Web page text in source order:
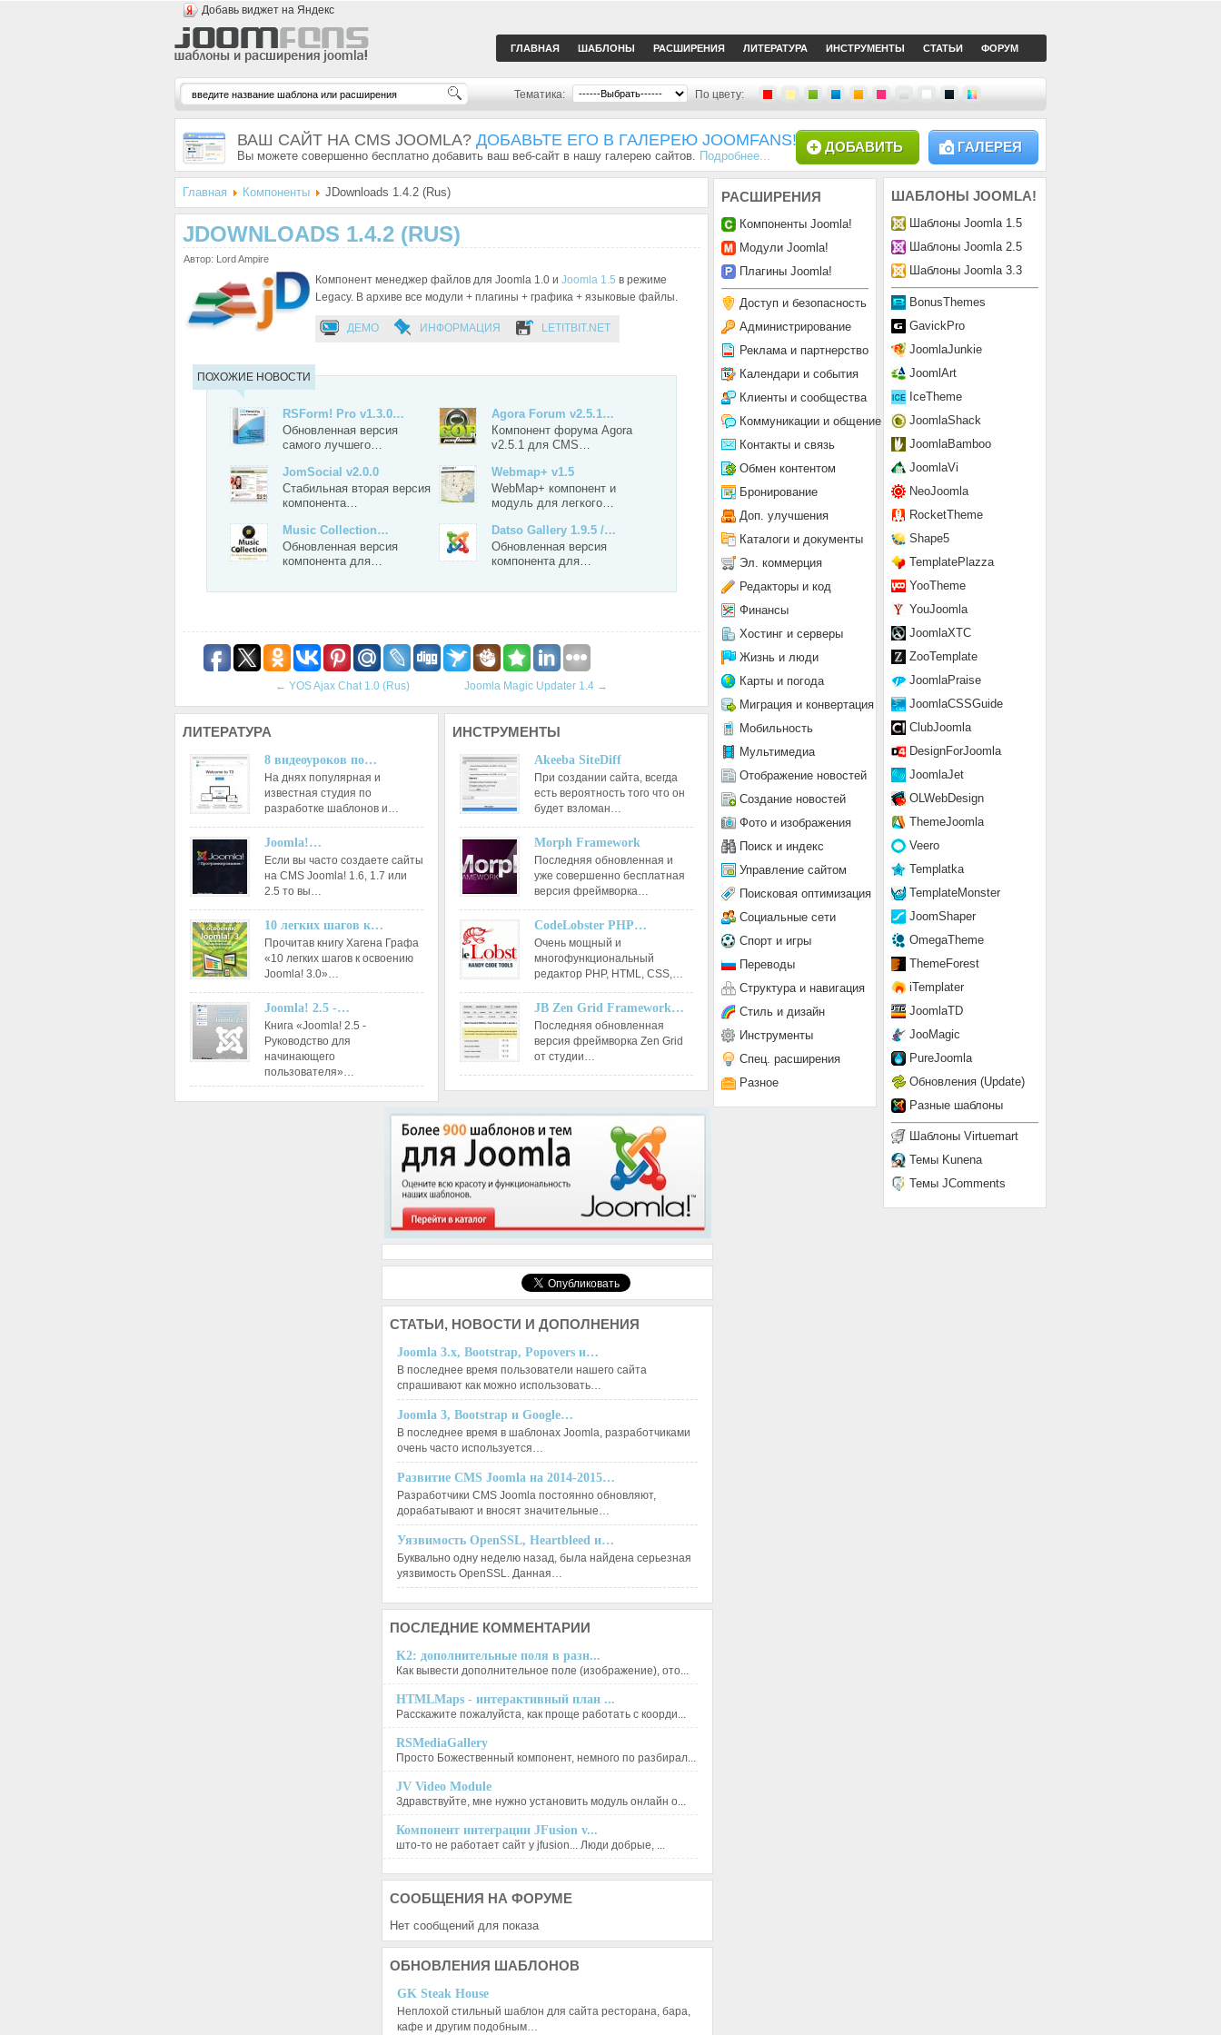
Добавь виджет на Яндекс
ГЛАВНАЯ ШАБЛОНЫ РАСШИРЕНИЯ ЛИТЕРАТУРА ИНСТРУМЕНТЫ СТАТЬИ ФОРУМ
Тематика: По цвету:
ВАШ САЙТ НА CMS JOOMLA? ДОБАВЬТЕ ЕГО В ГАЛЕРЕЮ JOOMFANS!
Вы можете совершенно бесплатно добавить ваш веб-сайт в нашу галерею сайтов. Подробнее...
ГАЛЕРЕЯ
ДОБАВИТЬ
Главная Компоненты JDownloads 1.4.2 (Rus)
JDOWNLOADS 1.4.2 (RUS)
Автор: Lord Ampire
Компонент менеджер файлов для Joomla 1.0 и Joomla 1.5 в режиме
Legacy. В архиве все модули + плагины + графика + языковые файлы.
ДЕМО ИНФОРМАЦИЯ LETITBIT.NET
ПОХОЖИЕ НОВОСТИ
RSForm! Pro v1.3.0…
Обновленная версия
самого лучшего…
Agora Forum v2.5.1…
Компонент форума Agora
v2.5.1 для CMS…
JomSocial v2.0.0
Стабильная вторая версия
компонента…
Webmap+ v1.5
WebMap+ компонент и
модуль для легкого…
Music Collection…
Обновленная версия
компонента для…
Datso Gallery 1.9.5 /…
Обновленная версия
компонента для…
← YOS Ajax Chat 1.0 (Rus) Joomla Magic Updater 1.4 →
ЛИТЕРАТУРА
8 видеоуроков по…
На днях популярная и
известная студия по
разработке шаблонов и…
Joomla!…
Если вы часто создаете сайты
на CMS Joomla! 1.6, 1.7 или
2.5 то вы…
10 легких шагов к…
Прочитав книгу Хагена Графа
«10 легких шагов к освоению
Joomla! 3.0»…
Joomla! 2.5 -…
Книга «Joomla! 2.5 -
Руководство для
начинающего
пользователя»…
ИНСТРУМЕНТЫ
Akeeba SiteDiff
При создании сайта, всегда
есть вероятность того что он
будет взломан…
Morph Framework
Последняя обновленная и
уже совершенно бесплатная
версия фреймворка…
CodeLobster PHP…
Очень мощный и
многофункциональный
редактор РНР, HTML, CSS,…
JB Zen Grid Framework…
Последняя обновленная
версия фреймворка Zen Grid
от студии…
ШАБЛОНЫ JOOMLA!
Шаблоны Joomla 1.5
Шаблоны Joomla 2.5
Шаблоны Joomla 3.3
BonusThemes
GavickPro
JoomlaJunkie
JoomlArt
IceTheme
JoomlaShack
JoomlaBamboo
JoomlaVi
NeoJoomla
RocketTheme
Shape5
TemplatePlazza
YooTheme
YouJoomla
JoomlaXTC
ZooTemplate
JoomlaPraise
JoomlaCSSGuide
ClubJoomla
DesignForJoomla
JoomlaJet
OLWebDesign
ThemeJoomla
Veero
Templatka
TemplateMonster
JoomShaper
OmegaTheme
ThemeForest
iTemplater
JoomlaTD
JooMagic
PureJoomla
Обновления (Update)
Разные шаблоны
Шаблоны Virtuemart
Темы Kunena
Темы JComments
РАСШИРЕНИЯ
Компоненты Joomla!
Модули Joomla!
Плагины Joomla!
Доступ и безопасность
Администрирование
Реклама и партнерство
Календари и события
Клиенты и сообщества
Коммуникации и общение
Контакты и связь
Обмен контентом
Бронирование
Доп. улучшения
Каталоги и документы
Эл. коммерция
Редакторы и код
Финансы
Хостинг и серверы
Жизнь и люди
Карты и погода
Миграция и конвертация
Мобильность
Мультимедиа
Отображение новостей
Создание новостей
Фото и изображения
Поиск и индекс
Управление сайтом
Поисковая оптимизация
Социальные сети
Спорт и игры
Переводы
Структура и навигация
Стиль и дизайн
Инструменты
Спец. расширения
Разное
СТАТЬИ, НОВОСТИ И ДОПОЛНЕНИЯ
Joomla 3.x, Bootstrap, Popovers и…
В последнее время пользователи нашего сайта
спрашивают как можно использовать…
Joomla 3, Bootstrap и Google…
В последнее время в шаблонах Joomla, разработчиками
очень часто используется…
Развитие CMS Joomla на 2014-2015…
Разработчики CMS Joomla постоянно обновляют,
дорабатывают и вносят значительные…
Уязвимость OpenSSL, Heartbleed и…
Буквально одну неделю назад, была найдена серьезная
уязвимость OpenSSL. Данная…
ПОСЛЕДНИЕ КОММЕНТАРИИ
K2: дополнительные поля в разн...
Как вывести дополнительное поле (изображение), ото...
HTMLMaps - интерактивный план ...
Расскажите пожалуйста, как проще работать с коорди...
RSMediaGallery
Просто Божественный компонент, немного по разбирал...
JV Video Module
Здравствуйте, мне нужно установить модуль онлайн о...
Компонент интеграции JFusion v...
што-то не работает сайт у jfusion... Люди добрые, ...
СООБЩЕНИЯ НА ФОРУМЕ
Нет сообщений для показа
ОБНОВЛЕНИЯ ШАБЛОНОВ
GK Steak House
Неплохой стильный шаблон для сайта ресторана, бара,
кафе и другим подобным…